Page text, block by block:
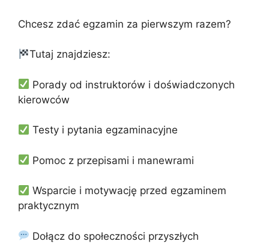
Chcesz zdać egzamin za pierwszym razem?
Tutaj znajdziesz:
Porady od instruktorów i doświadczonych
kierowców
Testy i pytania egzaminacyjne
Pomoc z przepisami i manewrami
Wsparcie i motywację przed egzaminem
praktycznym
Dołącz do społeczności przyszłych